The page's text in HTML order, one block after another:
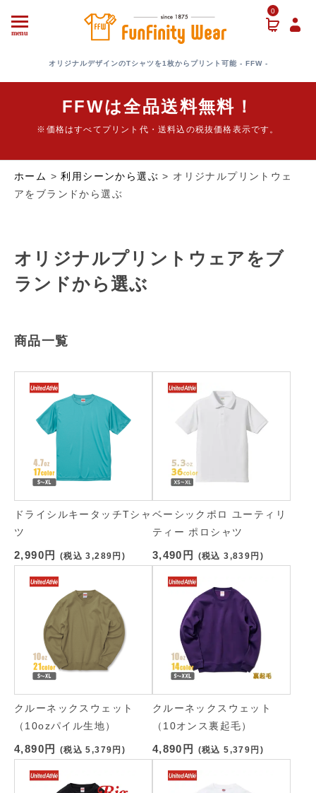
menu
0
オリジナルデザインのTシャツを1枚からプリント可能 - FFW -
FFWは全品送料無料！
※価格はすべてプリント代・送料込の税抜価格表示です。
ホーム >利用シーンから選ぶ > オリジナルプリントウェ
アをブランドから選ぶ
オリジナルプリントウェアをブ
ランドから選ぶ
商品一覧
ドライシルキータッチTシャ
ツ
2,990円 (税込3,289円 )
ベーシックポロ ユーティリ
ティー ポロシャツ
3,490円 (税込3,839円 )
クルーネックスウェット
（10ozパイル生地）
4,890円 (税込5,379円 )
クルーネックスウェット
（10オンス裏起毛）
4,890円 (税込5,379円 )